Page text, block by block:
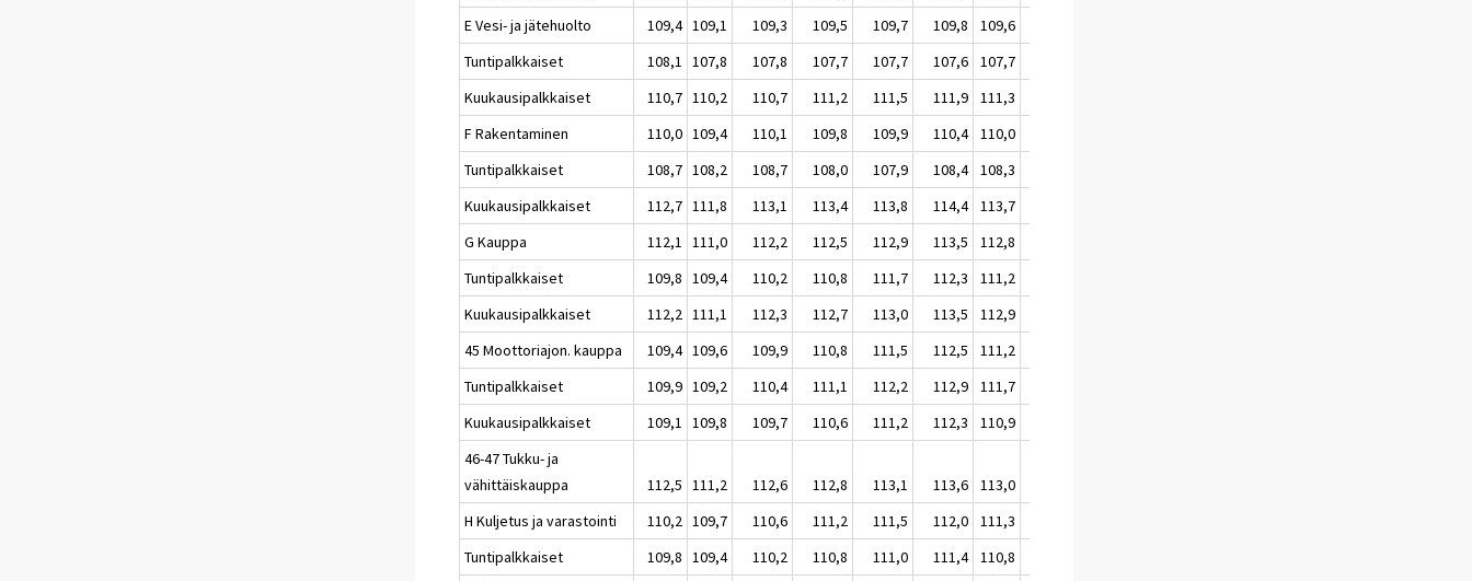
E Vesi- ja jätehuolto
109,4 109,1 109,3 109,5 109,7 109,8 109,6
Tuntipalkkaiset
108,1 107,8 107,8 107,7 107,7 107,6 107,7
Kuukausipalkkaiset
110,7 110,2 110,7 111,2 111,5 111,9 111,3
F Rakentaminen
110,0 109,4 110,1 109,8 109,9 110,4 110,0
Tuntipalkkaiset
108,7 108,2 108,7 108,0 107,9 108,4 108,3
Kuukausipalkkaiset
112,7 111,8 113,1 113,4 113,8 114,4 113,7
G Kauppa
112,1 111,0 112,2 112,5 112,9 113,5 112,8
Tuntipalkkaiset
109,8 109,4 110,2 110,8 111,7 112,3 111,2
Kuukausipalkkaiset
112,2 111,1 112,3 112,7 113,0 113,5 112,9
45 Moottoriajon. kauppa
109,4 109,6 109,9 110,8 111,5 112,5 111,2
Tuntipalkkaiset
109,9 109,2 110,4 111,1 112,2 112,9 111,7
Kuukausipalkkaiset
109,1 109,8 109,7 110,6 111,2 112,3 110,9
46-47 Tukku- ja
vähittäiskauppa
112,5 111,2 112,6 112,8 113,1 113,6 113,0
H Kuljetus ja varastointi
110,2 109,7 110,6 111,2 111,5 112,0 111,3
Tuntipalkkaiset
109,8 109,4 110,2 110,8 111,0 111,4 110,8